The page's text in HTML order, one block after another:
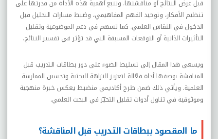
قبل عرض النتائج أو مناقشتها. وتنبع أهمية هذه الأداة من قدرتها على
تنظيم الأفكار، وتوحيد الفهم المفاهيمي، وضبط مسارات التحليل قبل
الدخول في النقاش العلمي. كما تسهم في دعم الموضوعية وتقليل
التأثيرات الذاتية أو التوقعات المسبقة التي قد تؤثر في تفسير النتائج.
ويسعى هذا المقال إلى تسليط الضوء على دور بطاقات التدريب قبل
المناقشة بوصفها أداة فعّالة لتعزيز النزاهة البحثية وتحسين الممارسة
العلمية. ويأتي ذلك ضمن طرح أكاديمي منضبط يعكس خبرة منهجية
وموثوقية في تناول أدوات تقليل التحيّز في البحث العلمي.
ما المقصود ببطاقات التدريب قبل المناقشة؟